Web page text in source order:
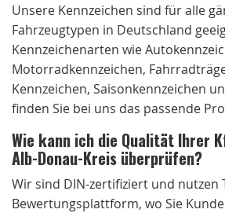
Unsere Kennzeichen sind für alle
Fahrzeugtypen in Deutschland
Kennzeichenarten wie
Motorradkennzeichen,
Kennzeichen, Saisonkennzeichen
finden Sie bei uns das passende
Wie kann ich die Qualität Ihrer
Alb-Donau-Kreis überprüfen?
Wir sind DIN-zertifiziert und nutzen
Bewertungsplattform, wo Sie